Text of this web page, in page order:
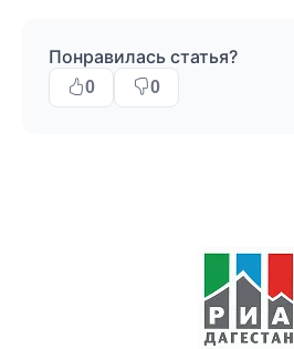
Понравилась статья?
0 0